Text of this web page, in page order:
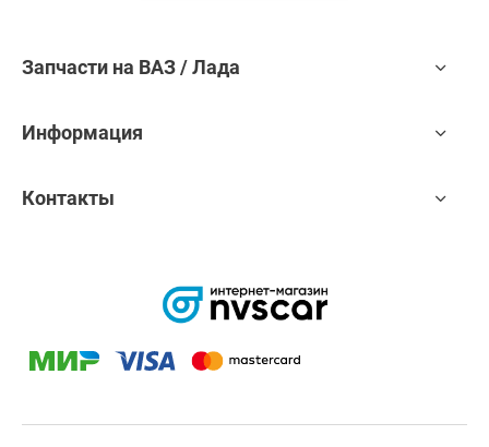
Запчасти на ВАЗ / Лада
Информация
Контакты